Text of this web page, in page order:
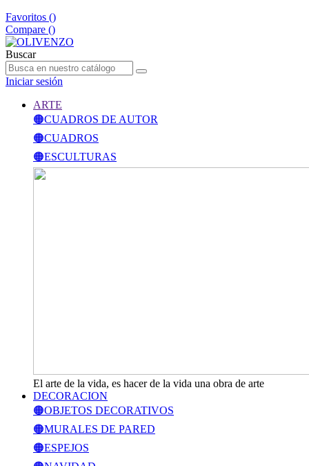
Favoritos ()
Compare ()
Buscar
Iniciar sesión
ARTE
🟠CUADROS DE AUTOR
🟠CUADROS
🟠ESCULTURAS
El arte de la vida, es hacer de la vida una obra de arte
DECORACION
🟠OBJETOS DECORATIVOS
🟠MURALES DE PARED
🟠ESPEJOS